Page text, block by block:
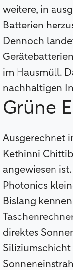
weitere, in
Batterien
Dennoch
im Hausmüll.
nachhaltigen
Grüne
Ausgerechnet
Kethinni
angewiesen
Photonics
Bislang
direktes
Siliziumschicht